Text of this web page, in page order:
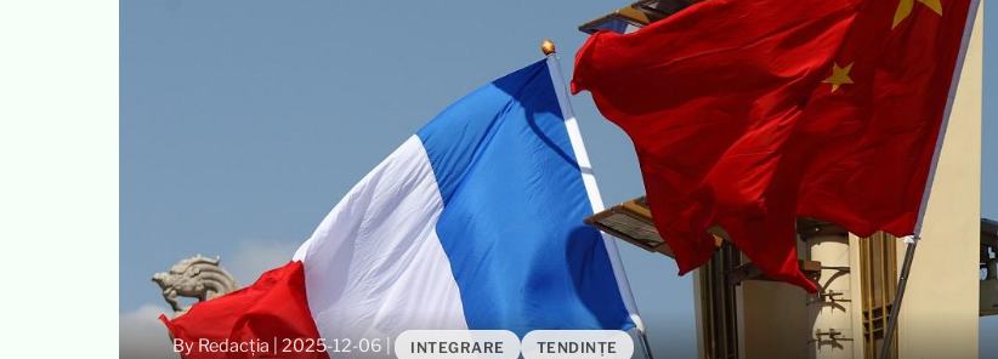
By Redacția |2025-12-06| INTEGRARE TENDINȚE